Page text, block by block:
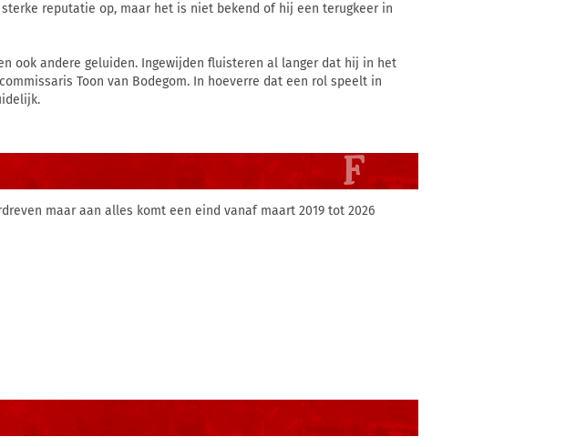
reputatie op, maar het is niet bekend of hij een terugkeer in
ook andere geluiden. Ingewijden fluisteren al langer dat hij in het
Toon van Bodegom. In hoeverre dat een rol speelt in
maar aan alles komt een eind vanaf maart 2019 tot 2026